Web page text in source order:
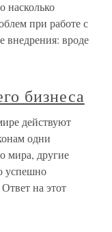
насколько
при работе с
внедрения: вроде
бизнеса
действуют
одни
мира, другие
успешно
на этот